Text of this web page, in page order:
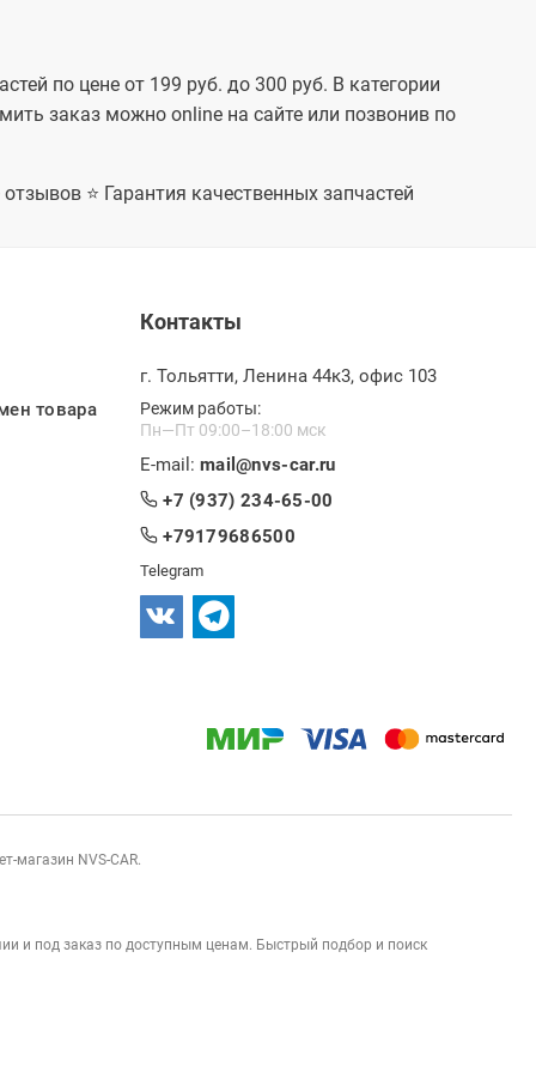
Лада
Спорт, Лада
Драйв
Лада
Do
Datsun Mi-
по цене от 199 руб. до 300 руб. В категории
заказ можно online на сайте или позвонив по
⭐ Гарантия качественных запчастей
товара
Контакты
г. Тольятти, Ленина 44к3, офис 103
Режим работы:
Пн—Пт 09:00–18:00 мск
E-mail: mail@nvs-car.ru
+7 (937) 234-65-00
+79179686500
Telegram
магазин NVS-CAR.
и под заказ по доступным ценам. Быстрый подбор и поиск